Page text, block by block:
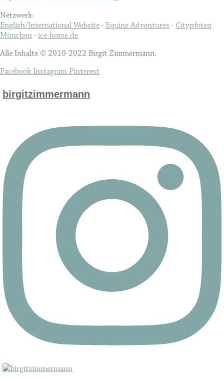
Netzwerk:
English/International Website · Equine Adventures · Citypfoten
München · ice-horse.de
Alle Inhalte © 2010-2022 Birgit Zimmermann.
Facebook Instagram Pinterest
birgitzimmermann